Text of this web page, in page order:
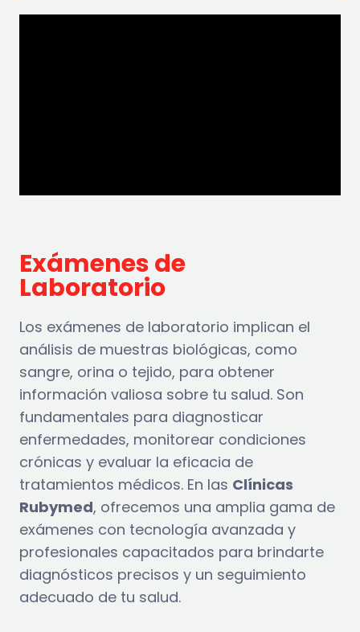
Exámenes de
Laboratorio
Los exámenes de laboratorio implican el
análisis de muestras biológicas, como
sangre, orina o tejido, para obtener
información valiosa sobre tu salud. Son
fundamentales para diagnosticar
enfermedades, monitorear condiciones
crónicas y evaluar la eficacia de
tratamientos médicos. En las Clínicas
Rubymed, ofrecemos una amplia gama de
exámenes con tecnología avanzada y
profesionales capacitados para brindarte
diagnósticos precisos y un seguimiento
adecuado de tu salud.